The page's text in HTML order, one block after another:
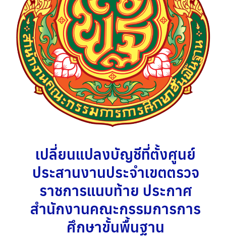
เปลี่ยนแปลงบัญชีที่ตั้งศูนย์
ประสานงานประจำเขตตรวจ
ราชการแนบท้าย ประกาศ
สำนักงานคณะกรรมการการ
ศึกษาขั้นพื้นฐาน